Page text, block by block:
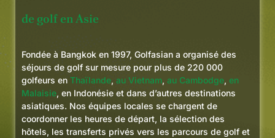
de golf en Asie
Fondée à Bangkok en 1997, Golfasian a organisé des
séjours de golf sur mesure pour plus de 220 000
golfeurs en Thaïlande, au Vietnam, au Cambodge, en
Malaisie, en Indonésie et dans d’autres destinations
asiatiques. Nos équipes locales se chargent de
coordonner les heures de départ, la sélection des
hôtels, les transferts privés vers les parcours de golf et